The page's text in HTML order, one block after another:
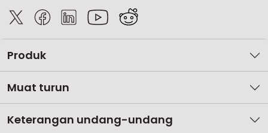
Produk
Muat turun
Keterangan undang-undang